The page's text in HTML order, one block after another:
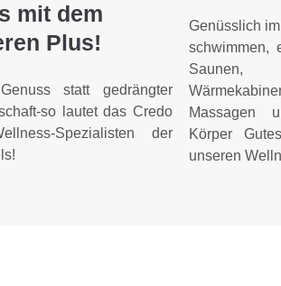
mit dem
Plus!
statt gedrängter
so lautet das Credo
Spezialisten der
Genüsslich
schwimmen,
Saunen,
Massagen
Körper
unseren